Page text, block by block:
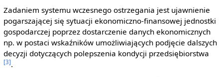
Zadaniem systemu wczesnego ostrzegania jest ujawnienie
pogarszającej się sytuacji ekonomiczno-finansowej jednostki
gospodarczej poprzez dostarczenie danych ekonomicznych
np. w postaci wskaźników umożliwiających podjęcie dalszych
decyzji dotyczących polepszenia kondycji przedsiębiorstwa
[3].